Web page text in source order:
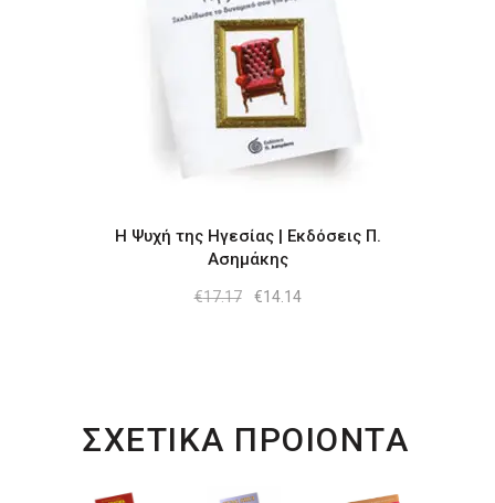
Η Ψυχή της Ηγεσίας | Εκδόσεις Π.
Ασημάκης
€17.17
Original
€14.14Η
ΣΧΕΤΙΚΑ ΠΡΟΙΟΝΤΑ